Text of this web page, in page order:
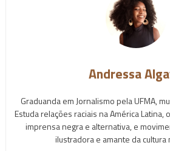
Andressa
Graduanda em Jornalismo pela UFMA,
Estuda relações raciais na América
imprensa negra e alternativa, e
ilustradora e amante da cultura